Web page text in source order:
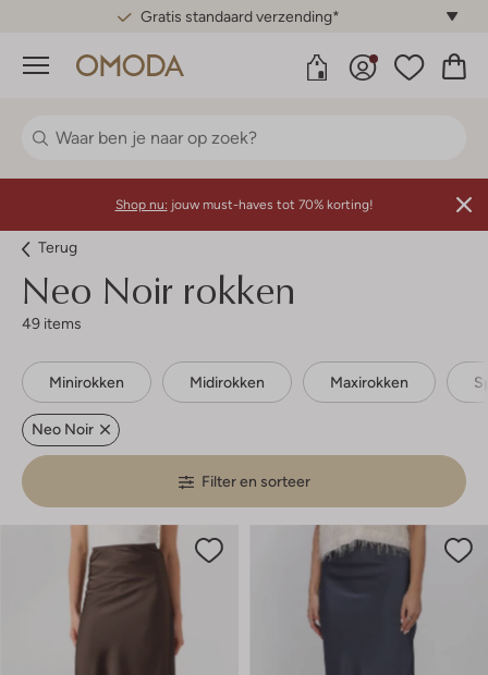
Gratis standaard verzending*
Menu
Shop nu: jouw must-haves tot 70% korting!
Terug
Neo Noir rokken
49 items
Minirokken Midirokken Maxirokken
Neo Noir
Filter en sorteer